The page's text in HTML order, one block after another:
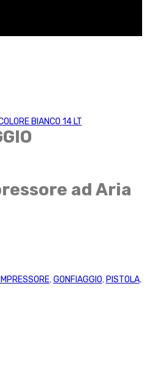
BIANCO 14 LT
ad Aria
,GONFIAGGIO, PISTOLA,